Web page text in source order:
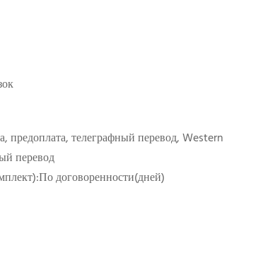
предоплата, телеграфный перевод, Western
перевод
договоренности(дней)